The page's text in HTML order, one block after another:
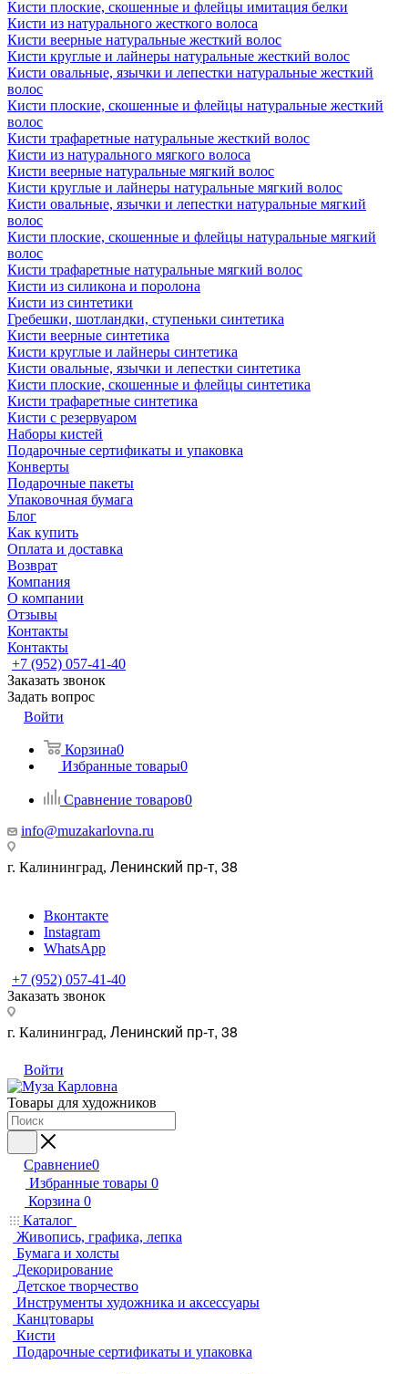
Кисти плоские, скошенные и флейцы имитация белки
Кисти из натурального жесткого волоса
Кисти веерные натуральные жесткий волос
Кисти круглые и лайнеры натуральные жесткий волос
Кисти овальные, язычки и лепестки натуральные жесткий
волос
Кисти плоские, скошенные и флейцы натуральные жесткий
волос
Кисти трафаретные натуральные жесткий волос
Кисти из натурального мягкого волоса
Кисти веерные натуральные мягкий волос
Кисти круглые и лайнеры натуральные мягкий волос
Кисти овальные, язычки и лепестки натуральные мягкий
волос
Кисти плоские, скошенные и флейцы натуральные мягкий
волос
Кисти трафаретные натуральные мягкий волос
Кисти из силикона и поролона
Кисти из синтетики
Гребешки, шотландки, ступеньки синтетика
Кисти веерные синтетика
Кисти круглые и лайнеры синтетика
Кисти овальные, язычки и лепестки синтетика
Кисти плоские, скошенные и флейцы синтетика
Кисти трафаретные синтетика
Кисти с резервуаром
Наборы кистей
Подарочные сертификаты и упаковка
Конверты
Подарочные пакеты
Упаковочная бумага
Блог
Как купить
Оплата и доставка
Возврат
Компания
О компании
Отзывы
Контакты
Контакты
+7 (952) 057-41-40
Заказать звонок
Задать вопрос
Войти
Корзина0
Избранные товары0
Сравнение товаров0
info@muzakarlovna.ru
г. Калининград, Ленинский пр-т, 38
Вконтакте
Instagram
WhatsApp
+7 (952) 057-41-40
Заказать звонок
г. Калининград, Ленинский пр-т, 38
Войти
Товары для художников
Сравнение0
Избранные товары 0
Корзина 0
Каталог
Живопись, графика, лепка
Бумага и холсты
Декорирование
Детское творчество
Инструменты художника и аксессуары
Канцтовары
Кисти
Подарочные сертификаты и упаковка